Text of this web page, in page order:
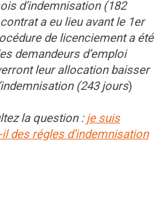
d’indemnisation (182
a eu lieu avant le 1er
de licenciement a été
demandeurs d’emploi
leur allocation baisser
(243 jours)
la question : je suis
des régles d’indemnisation